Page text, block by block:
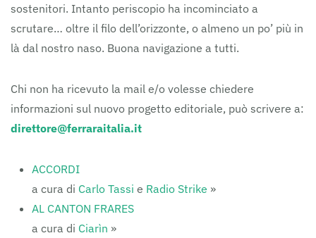
sostenitori. Intanto periscopio ha incominciato a
scrutare… oltre il filo dell’orizzonte, o almeno un po’ più in
là dal nostro naso. Buona navigazione a tutti.
Chi non ha ricevuto la mail e/o volesse chiedere
informazioni sul nuovo progetto editoriale, può scrivere a:
direttore@ferraraitalia.it
ACCORDI
a cura di Carlo Tassi e Radio Strike »
AL CANTON FRARES
a cura di Ciarìn »